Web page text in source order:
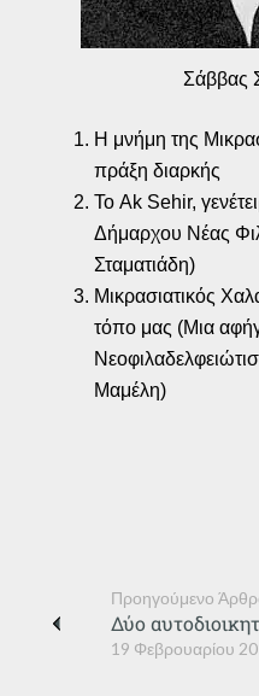
Σάββας
Η μνήμη της
πράξη διαρκής
Το Ak Sehir,
Δήμαρχου Νέας
Σταματιάδη)
Μικρασιατικός
τόπο μας (Μια
Μαμέλη)
Προηγούμενο
19 Φεβρουαρίου
Δύο